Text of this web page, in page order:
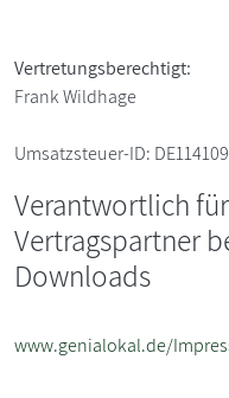
Vertretungsberechtigt:
Frank Wildhage
Umsatzsteuer-ID:
Verantwortlich
Vertragspartner
Downloads
www.genialokal.de/